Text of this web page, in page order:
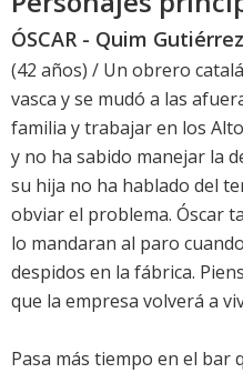
ÓSCAR - Quim Gutiérrez
(42 años) / Un obrero
vasca y se mudó a las
familia y trabajar en los
y no ha sabido manejar la
su hija no ha hablado del
obviar el problema. Óscar
lo mandaran al paro
despidos en la fábrica.
que la empresa volverá a
Pasa más tiempo en el bar